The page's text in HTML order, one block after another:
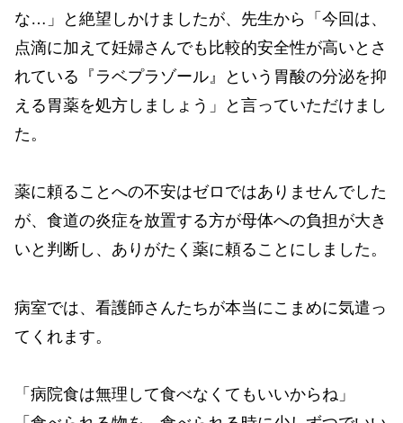
な…」と絶望しかけましたが、先生から「今回は、
点滴に加えて妊婦さんでも比較的安全性が高いとさ
れている『ラベプラゾール』という胃酸の分泌を抑
える胃薬を処方しましょう」と言っていただけまし
た。
薬に頼ることへの不安はゼロではありませんでした
が、食道の炎症を放置する方が母体への負担が大き
いと判断し、ありがたく薬に頼ることにしました。
病室では、看護師さんたちが本当にこまめに気遣っ
てくれます。
「病院食は無理して食べなくてもいいからね」